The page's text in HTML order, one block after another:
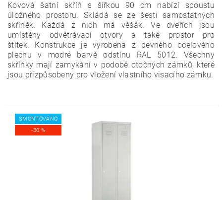
Kovová šatní skříň s šířkou 90 cm nabízí spoustu
úložného prostoru. Skládá se ze šesti samostatných
skříněk. Každá z nich má věšák. Ve dveřích jsou
umístěny odvětrávací otvory a také prostor pro
štítek. Konstrukce je vyrobena z pevného ocelového
plechu v modré barvě odstínu RAL 5012. Všechny
skříňky mají zamykání v podobě otočných zámků, které
jsou přizpůsobeny pro vložení vlastního visacího zámku.
SMONTOVÁNO
-30 %